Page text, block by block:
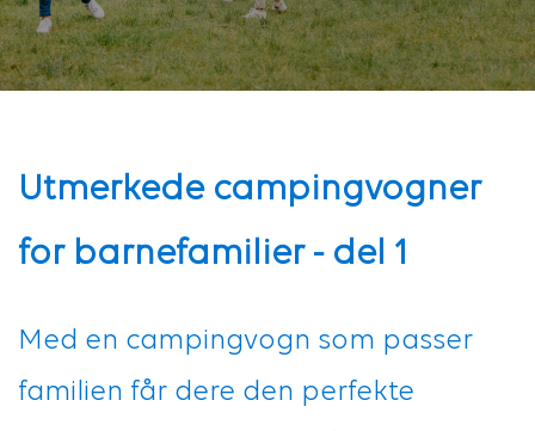
Utmerkede campingvogner
for barnefamilier - del 1
Med en campingvogn som passer
familien får dere den perfekte